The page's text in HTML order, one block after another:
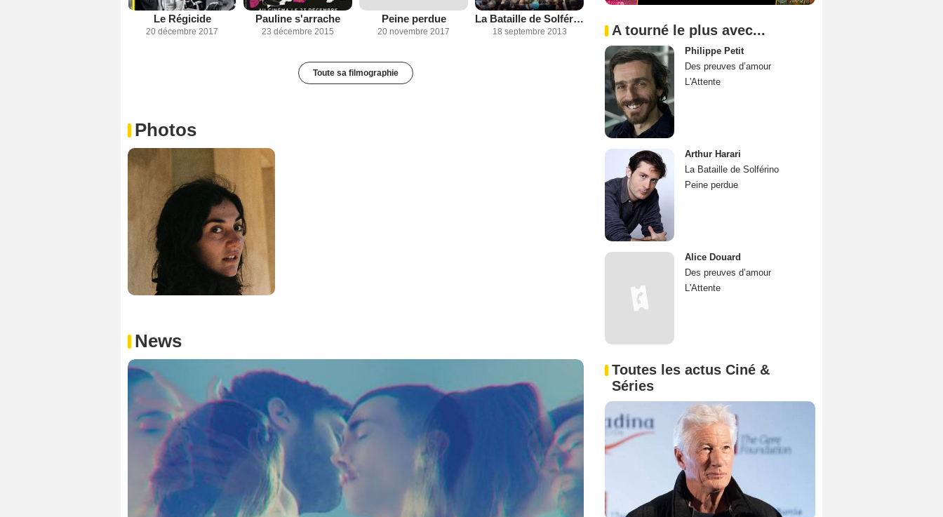
Le Régicide
20 décembre 2017
Pauline s'arrache
23 décembre 2015
Peine perdue
20 novembre 2017
La Bataille de Solférino
18 septembre 2013
Toute sa filmographie
Photos
News
A tourné le plus avec...
Philippe Petit
Des preuves d’amour
L'Attente
Arthur Harari
La Bataille de Solférino
Peine perdue
Alice Douard
Des preuves d’amour
L'Attente
Toutes les actus Ciné &
Séries